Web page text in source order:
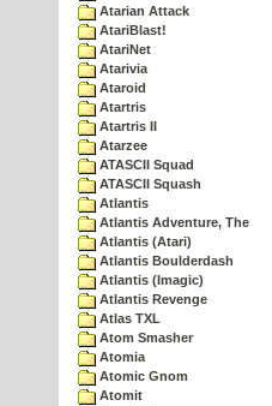
Atarian Attack
AtariBlast!
AtariNet
Atarivia
Ataroid
Atartris
Atartris II
Atarzee
ATASCII Squad
ATASCII Squash
Atlantis
Atlantis Adventure, The
Atlantis (Atari)
Atlantis Boulderdash
Atlantis (Imagic)
Atlantis Revenge
Atlas TXL
Atom Smasher
Atomia
Atomic Gnom
Atomit